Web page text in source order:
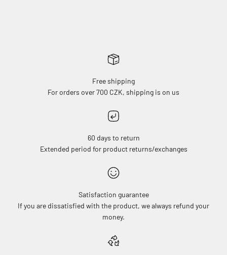
Free shipping
For orders over 700 CZK, shipping is on us
60 days to return
Extended period for product returns/exchanges
Satisfaction guarantee
If you are dissatisfied with the product, we always refund your
money.